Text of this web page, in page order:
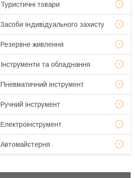
Туристичні товари
Засоби індивідуального захисту
Резервне живлення
Інструменти та обладнання
Пневматичний інструмент
Ручний інструмент
Електроінструмент
Автомайстерня